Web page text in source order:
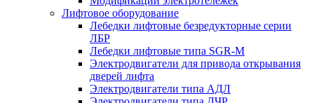
Лифтовое оборудование
Лебедки лифтовые безредукторные серии
ЛБР
Лебедки лифтовые типа SGR-M
Электродвигатели для привода открывания
дверей лифта
Электродвигатели типа АДЛ